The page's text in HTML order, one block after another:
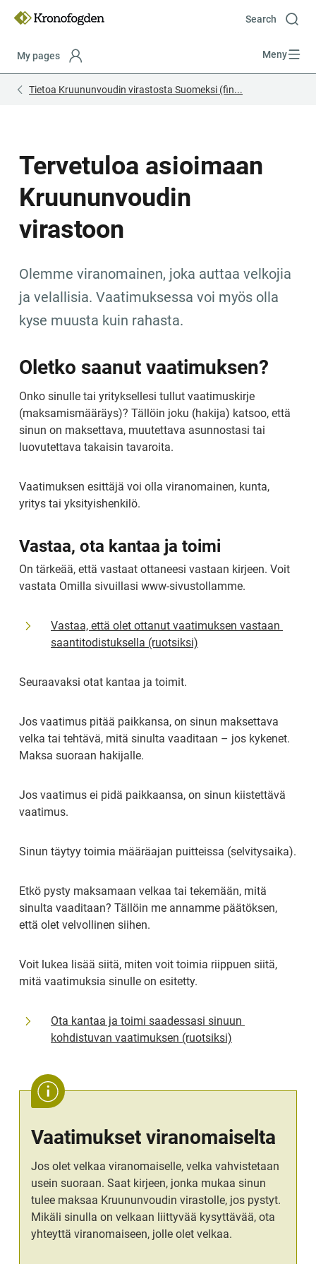
innehåll
Search
My pages Meny
Tietoa Kruununvoudin virastosta Suomeksi (fin...
Tervetuloa asioimaan
Kruununvoudin
virastoon
Olemme viranomainen, joka auttaa velkojia
ja velallisia. Vaatimuksessa voi myös olla
kyse muusta kuin rahasta.
Oletko saanut vaatimuksen?
Onko sinulle tai yrityksellesi tullut vaatimuskirje
(maksamismääräys)? Tällöin joku (hakija) katsoo, että
sinun on maksettava, muutettava asunnostasi tai
luovutettava takaisin tavaroita.
Vaatimuksen esittäjä voi olla viranomainen, kunta,
yritys tai yksityishenkilö.
Vastaa, ota kantaa ja toimi
On tärkeää, että vastaat ottaneesi vastaan kirjeen. Voit
vastata Omilla sivuillasi www-sivustollamme.
Vastaa, että olet ottanut vaatimuksen vastaan
saantitodistuksella (ruotsiksi)
Seuraavaksi otat kantaa ja toimit.
Jos vaatimus pitää paikkansa, on sinun maksettava
velka tai tehtävä, mitä sinulta vaaditaan – jos kykenet.
Maksa suoraan hakijalle.
Jos vaatimus ei pidä paikkaansa, on sinun kiistettävä
vaatimus.
Sinun täytyy toimia määräajan puitteissa (selvitysaika).
Etkö pysty maksamaan velkaa tai tekemään, mitä
sinulta vaaditaan? Tällöin me annamme päätöksen,
että olet velvollinen siihen.
Voit lukea lisää siitä, miten voit toimia riippuen siitä,
mitä vaatimuksia sinulle on esitetty.
Ota kantaa ja toimi saadessasi sinuun
kohdistuvan vaatimuksen (ruotsiksi)
Vaatimukset viranomaiselta
Jos olet velkaa viranomaiselle, velka vahvistetaan
usein suoraan. Saat kirjeen, jonka mukaa sinun
tulee maksaa Kruununvoudin virastolle, jos pystyt.
Mikäli sinulla on velkaan liittyvää kysyttävää, ota
yhteyttä viranomaiseen, jolle olet velkaa.
start
end